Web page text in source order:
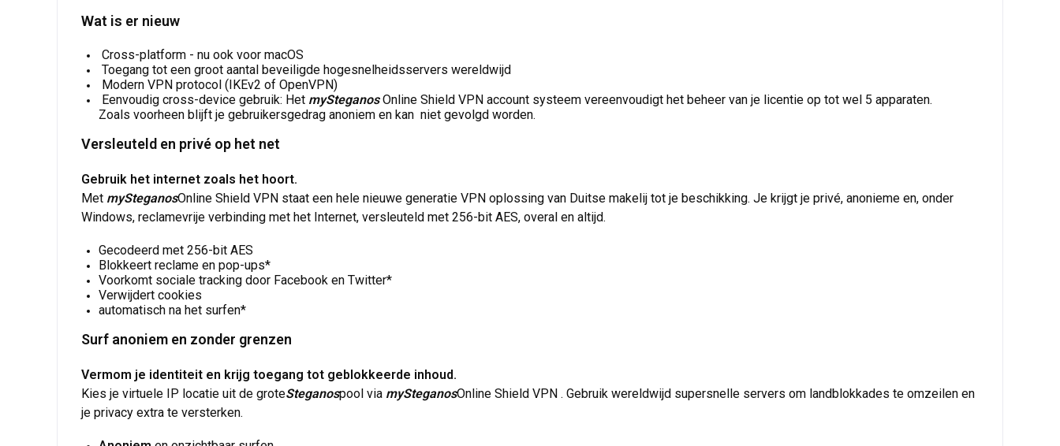
Wat is er nieuw
Cross-platform - nu ook voor macOS
Toegang tot een groot aantal beveiligde hogesnelheidsservers wereldwijd
Modern VPN protocol (IKEv2 of OpenVPN)
Eenvoudig cross-device gebruik: Het mySteganosOnline Shield VPN account systeem vereenvoudigt het beheer van je licentie op tot wel 5 apparaten.
Zoals voorheen blijft je gebruikersgedrag anoniem en kan niet gevolgd worden.
Versleuteld en privé op het net
Gebruik het internet zoals het hoort.
Met mySteganosOnline Shield VPN staat een hele nieuwe generatie VPN oplossing van Duitse makelij tot je beschikking. Je krijgt je privé, anonieme en, onder
Windows, reclamevrije verbinding met het Internet, versleuteld met 256-bit AES, overal en altijd.
Gecodeerd met 256-bit AES
Blokkeert reclame en pop-ups*
Voorkomt sociale tracking door Facebook en Twitter*
Verwijdert cookies
automatisch na het surfen*
Surf anoniem en zonder grenzen
Vermom je identiteit en krijg toegang tot geblokkeerde inhoud.
Kies je virtuele IP locatie uit de groteSteganospool via mySteganosOnline Shield VPN . Gebruik wereldwijd supersnelle servers om landblokkades te omzeilen en
je privacy extra te versterken.